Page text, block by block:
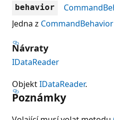
behavior
Jedna z CommandBehavior
Návraty
IDataReader
ObjektIDataReader.
Poznámky